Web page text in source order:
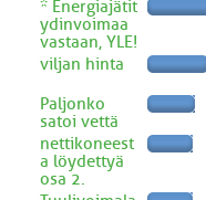
* Energiajätit
ydinvoimaa
vastaan, YLE!
viljan hinta
Paljonko
satoi vettä
nettikoneest
a löydettyä
osa 2.